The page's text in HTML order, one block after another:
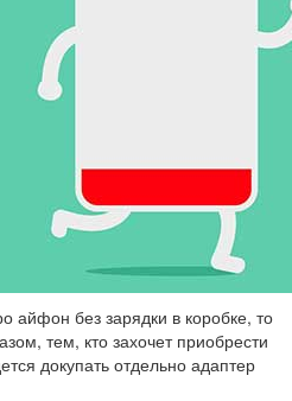
айфон без зарядки в коробке, то
тем, кто захочет приобрести
докупать отдельно адаптер